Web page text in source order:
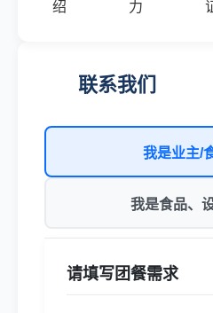
绍
力
联系我们
我是业主/
我是食品、
请填写团餐需求